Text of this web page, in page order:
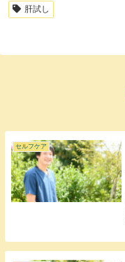
肝試し
セルフケア